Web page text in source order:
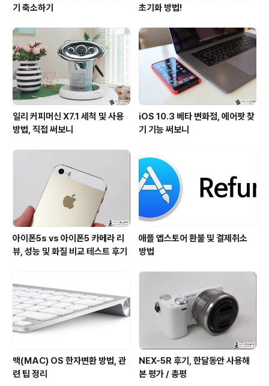
기 축소하기
초기화 방법!
일리 커피머신 X7.1 세척 및 사용
방법, 직접 써보니
iOS 10.3 베타 변화점, 에어팟 찾
기 기능 써보니
아이폰5s vs 아이폰5 카메라 리
뷰, 성능 및 화질 비교 테스트 후기
애플 앱스토어 환불 및 결제취소
방법
맥(MAC) OS 한자변환 방법, 관
련 팁 정리
NEX-5R 후기, 한달동안 사용해
본 평가 / 총평